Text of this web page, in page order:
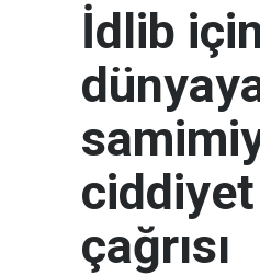
İdlib
ciddiyet
çağrısı